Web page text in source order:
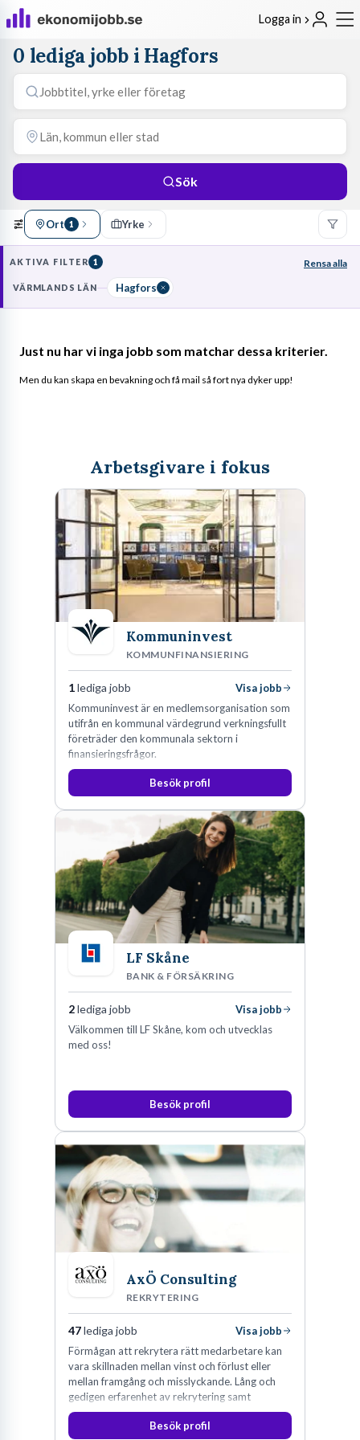
Logga in
0 lediga jobb i Hagfors
Sök
Ort 1 Yrke
AKTIVA FILTER 1 Rensa alla
VÄRMLANDS LÄN Hagfors
Just nu har vi inga jobb som matchar dessa kriterier.
Men du kan skapa en bevakning och få mail så fort nya dyker upp!
Arbetsgivare i fokus
Kommuninvest
KOMMUNFINANSIERING
1lediga jobb
Visa jobb
Kommuninvest är en medlemsorganisation som
utifrån en kommunal värdegrund verkningsfullt
företräder den kommunala sektorn i
finansieringsfrågor.
Besök profil
LF Skåne
BANK & FÖRSÄKRING
2lediga jobb
Visa jobb
Välkommen till LF Skåne, kom och utvecklas
med oss!
Besök profil
AxÖ Consulting
REKRYTERING
47lediga jobb
Visa jobb
Förmågan att rekrytera rätt medarbetare kan
vara skillnaden mellan vinst och förlust eller
mellan framgång och misslyckande. Lång och
gedigen erfarenhet av rekrytering samt
konsultverksamhet har lärt oss just det.
Besök profil